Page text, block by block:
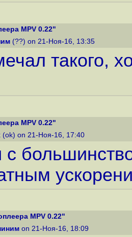
MPV 0.22"
(??) on 21-Ноя-16, 13:35
такого,
MPV 0.22"
(ok) on 21-Ноя-16, 17:40
с
MPV 0.22"
on 21-Ноя-16, 18:09